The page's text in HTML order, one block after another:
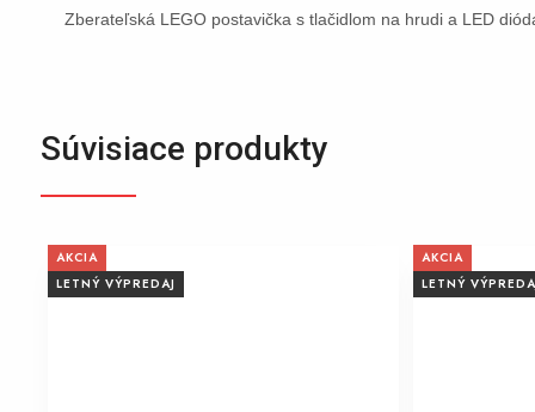
Zberateľská LEGO postavička s tlačidlom na hrudi a LED
Súvisiace produkty
AKCIA
LETNÝ VÝPREDAJ
AKCIA
LETNÝ